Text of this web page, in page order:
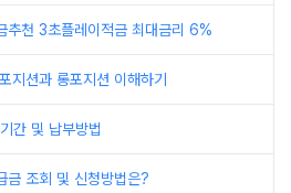
추천 3초플레이적금 최대금리 6%
지션과 롱포지션 이해하기
간 및 납부방법
금 조회 및 신청방법은?